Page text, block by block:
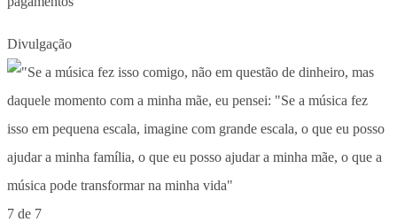
Divulgação
7 de 7